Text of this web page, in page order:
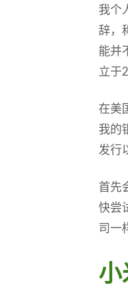
我个
辞，
能并
立于
在美
我的
发行
首先
快尝
司一
小